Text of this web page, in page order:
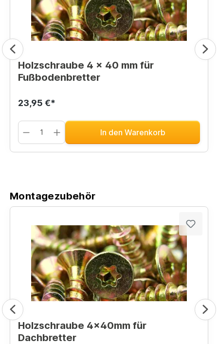
Holzschraube 4 x 40 mm für
Fußbodenbretter
23,95 €*
In den Warenkorb
Montagezubehör
Holzschraube 4x40mm für
Dachbretter